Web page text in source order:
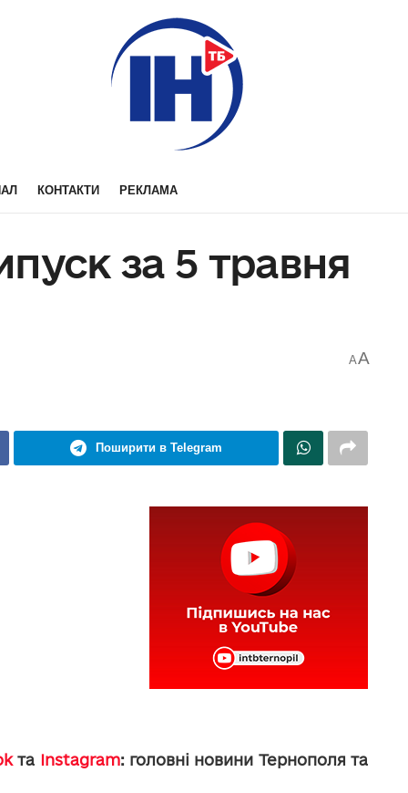
КОНТАКТИ РЕКЛАМА
за 5 травня
AA
Поширити в Telegram
та Instagram: головні новини Тернополя та